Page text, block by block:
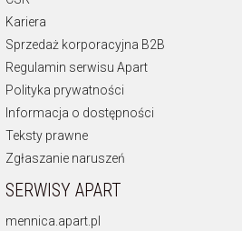
Kariera
Sprzedaż korporacyjna B2B
Regulamin serwisu Apart
Polityka prywatności
Informacja o dostępności
Teksty prawne
Zgłaszanie naruszeń
SERWISY APART
mennica.apart.pl